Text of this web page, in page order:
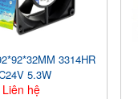
3314HR
5.3W
Liên hệ